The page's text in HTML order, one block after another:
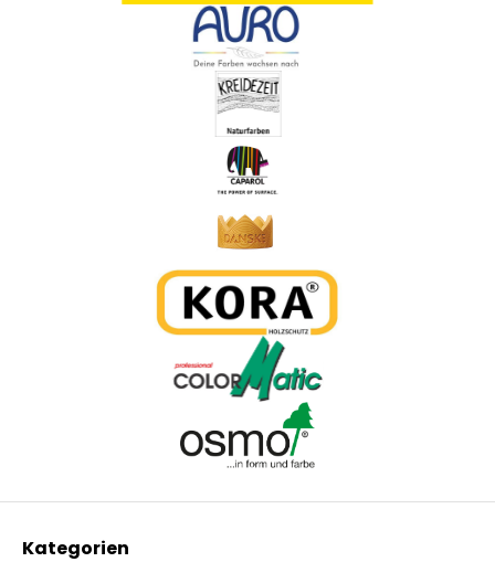
Kategorien